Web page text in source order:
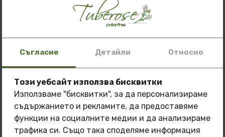
Хризантема
2.56 €
Съгласие Детайли Относно
Този уебсайт използва бисквитки
Използваме "бисквитки", за да персонализираме
съдържанието и рекламите, да предоставяме
функции на социалните медии и да анализираме
трафика си. Също така споделяме информация
Специална оферта: 3 масла по изборна
цена от150 лв.